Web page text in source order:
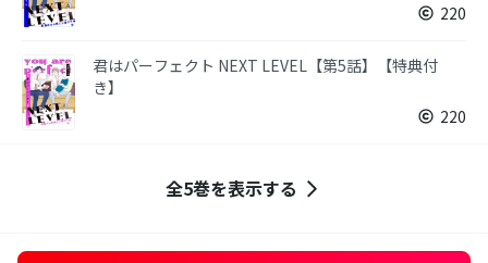
220
君はパーフェクト NEXT LEVEL【第5話】【特典付
き】
220
全5巻を表示する